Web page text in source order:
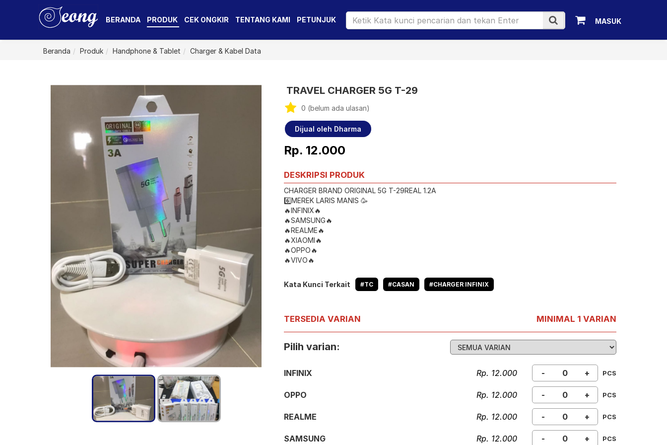
BERANDA PRODUK CEK ONGKIR TENTANG KAMI PETUNJUK MASUK
Beranda Produk Handphone & Tablet Charger & Kabel Data
TRAVEL CHARGER 5G T-29
0 (belum ada ulasan)
Dijual oleh Dharma
Rp. 12.000
DESKRIPSI PRODUK
CHARGER BRAND ORIGINAL 5G T-29REAL 1.2A
6️⃣MEREK LARIS MANIS 🥳
🔥INFINIX🔥
🔥SAMSUNG🔥
🔥REALME🔥
🔥XIAOMI🔥
🔥OPPO🔥
🔥VIVO🔥
Kata Kunci Terkait #TC #CASAN #CHARGER INFINIX
TERSEDIA VARIAN MINIMAL 1 VARIAN
Pilih varian:
INFINIX Rp. 12.000 - + PCS
OPPO Rp. 12.000 - + PCS
REALME Rp. 12.000 - + PCS
SAMSUNG Rp. 12.000 - + PCS